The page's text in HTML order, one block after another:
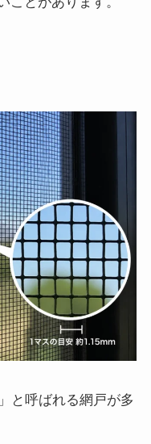
と呼ばれる網戸が多